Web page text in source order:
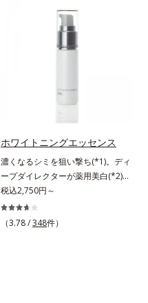
ックです。ぷるぷるジェルを肌にの
せると、シートマスクのようにピタ
ッと密着。水ハリ膜が肌のうるおい
ローチする「トラネキサム酸-
SG(*3)」、肌荒れや日焼けによる肌
のほてりを予防する「グリチルリチ
ン酸ジカリウム(*4)」など、たっぷ
りの保湿成分が浸透しやすい肌環境
を叶えます。はじめはピタッと密着
するテクスチャーは、肌になじむご
とにもっちり質感に、最後はなめら
かな水膜へと3変化。普段の保湿液
をこのジェルにおきかえて塗って眠
ホワイトニングエッセンス
濃くなるシミを狙い撃ち(*1)。ディ
ープダイレクターが薬用美白(*2)成
分を、肌の奥深く(*3)まで効かせる
美容液。しつこいシミの原因“詰ま
りメラニン(*1)”の生成を抑え、透明
税込2,750円～
（3.78 /348件）